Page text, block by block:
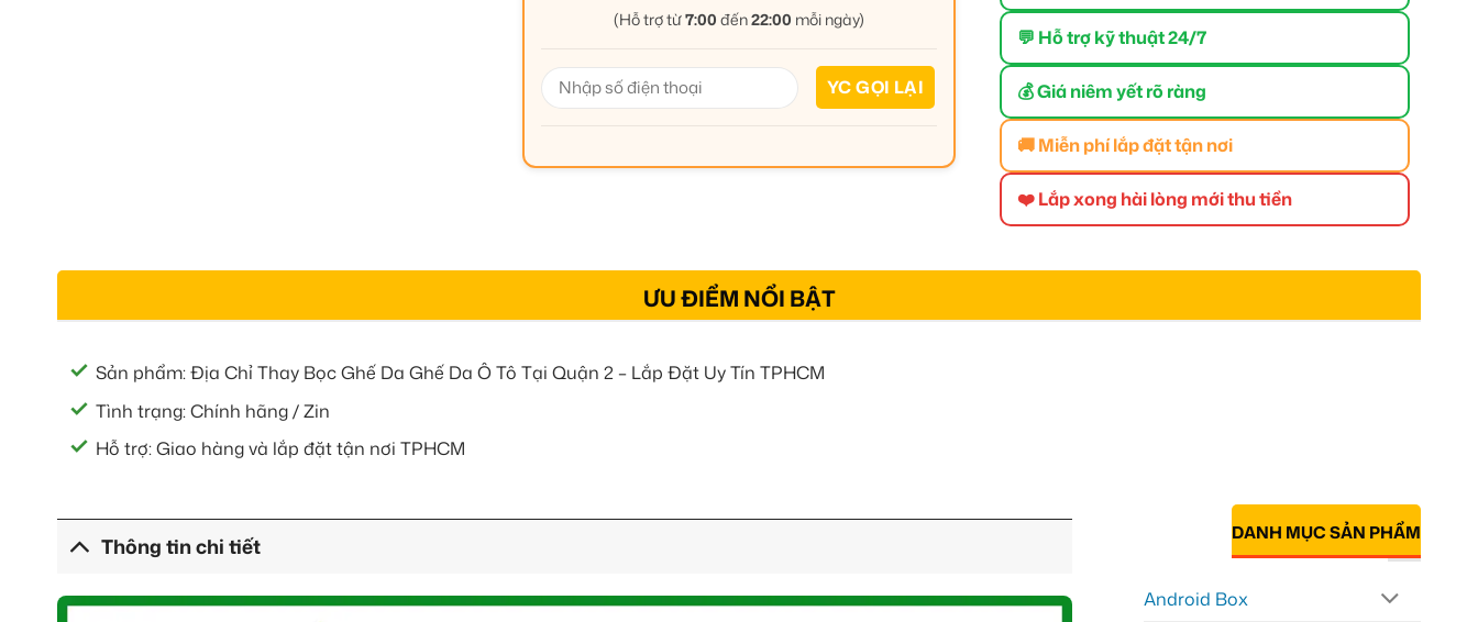
(Hỗ trợ từ7:00 đến22:00 mỗi ngày)
💬 Hỗ trợ kỹ thuật 24/7
💰 Giá niêm yết rõ ràng
🚚 Miễn phí lắp đặt tận nơi
❤️ Lắp xong hài lòng mới thu tiền
ƯU ĐIỂM NỔI BẬT
Sản phẩm: Địa Chỉ Thay Bọc Ghế Da Ghế Da Ô Tô Tại Quận 2 – Lắp Đặt Uy Tín TPHCM
Tình trạng: Chính hãng / Zin
Hỗ trợ: Giao hàng và lắp đặt tận nơi TPHCM
Thông tin chi tiết
DANH MỤC SẢN PHẨM
Android Box